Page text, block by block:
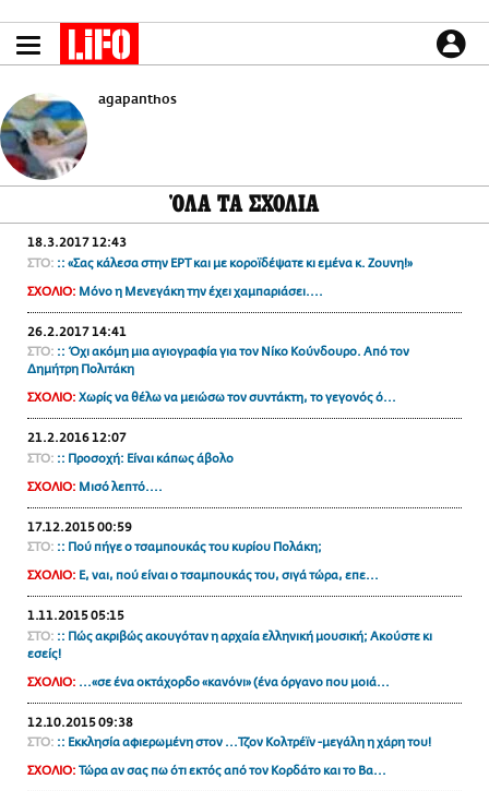
το
LIFO SHOP
NEWSLETTER
ΜΙΚΡΟΠΡΑΓΜΑΤΑ
THE GOOD LIFO
LIFOLAND
CITY GUIDE
ΑΜΠΑ
PRINT
CULTURE
ΑΠΟΨΕΙΣ
ΤΡΟΠΟΣ ΖΩΗΣ
PODCASTS
Plus
agapanthos
ΌΛΑ ΤΑ ΣΧΟΛΙΑ
18.3.2017 12:43
ΣΤΟ: :: «Σας κάλεσα στην ΕΡΤ και με κοροϊδέψατε κι εμένα κ. Ζουνη!»
ΣΧΟΛΙΟ: Μόνο η Μενεγάκη την έχει χαμπαριάσει....
26.2.2017 14:41
ΣΤΟ: :: Όχι ακόμη μια αγιογραφία για τον Νίκο Κούνδουρο. Από τον
Δημήτρη Πολιτάκη
ΣΧΟΛΙΟ: Χωρίς να θέλω να μειώσω τον συντάκτη, το γεγονός ό...
21.2.2016 12:07
ΣΤΟ: :: Προσοχή: Είναι κάπως άβολο
ΣΧΟΛΙΟ: Μισό λεπτό....
17.12.2015 00:59
ΣΤΟ: :: Πού πήγε ο τσαμπουκάς του κυρίου Πολάκη;
ΣΧΟΛΙΟ: Ε, ναι, πού είναι ο τσαμπουκάς του, σιγά τώρα, επε...
1.11.2015 05:15
ΣΤΟ: :: Πώς ακριβώς ακουγόταν η αρχαία ελληνική μουσική; Ακούστε κι
εσείς!
ΣΧΟΛΙΟ: ...«σε ένα οκτάχορδο «κανόνι» (ένα όργανο που μοιά...
12.10.2015 09:38
ΣΤΟ: :: Eκκλησία αφιερωμένη στον ...Τζον Κολτρέϊν -μεγάλη η χάρη του!
ΣΧΟΛΙΟ: Τώρα αν σας πω ότι εκτός από τον Κορδάτο και το Βα...